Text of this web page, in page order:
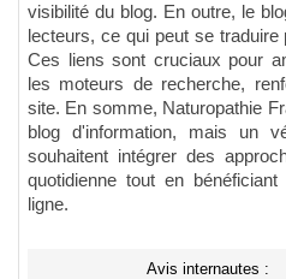
visibilité du blog. En outre, le
lecteurs, ce qui peut se
Ces liens sont cruciaux pour
les moteurs de recherche,
site. En somme, Naturopathie
blog d'information, mais un
souhaitent intégrer des
quotidienne tout en
ligne.
Avis internautes :